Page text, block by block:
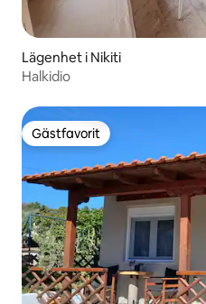
Lägenhet i Nikiti
Halkidio
Gästfavorit
Gästfavorit